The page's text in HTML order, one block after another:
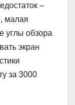
–
малая
углы обзора
экран
за 3000